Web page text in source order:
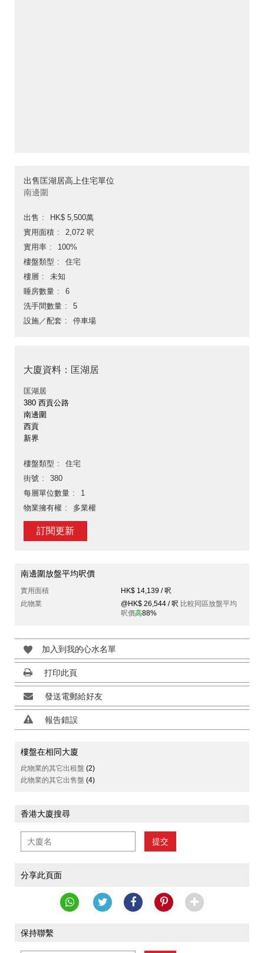
出售匡湖居高上住宅單位
南邊圍
出售
HK$ 5,500萬
實用面積
2,072 呎
實用率
100%
樓盤類型
住宅
樓層
未知
睡房數量
6
洗手間數量
5
設施／配套
停車場
大廈資料：匡湖居
匡湖居
380 西貢公路
南邊圍
西貢
新界
樓盤類型
住宅
街號
380
每層單位數量
1
物業擁有權
多業權
訂閱更新
南邊圍放盤平均呎價
實用面積
HK$ 14,139 / 呎
此物業
@HK$ 26,544 / 呎 比較同區放盤平均
呎價高88%
加入到我的心水名單
打印此頁
發送電郵給好友
報告錯誤
樓盤在相同大廈
此物業的其它出租盤 (2)
此物業的其它出售盤 (4)
香港大廈搜尋
提交
分享此頁面
保持聯繫